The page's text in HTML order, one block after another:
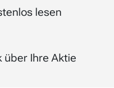
lesen
Ihre Aktie